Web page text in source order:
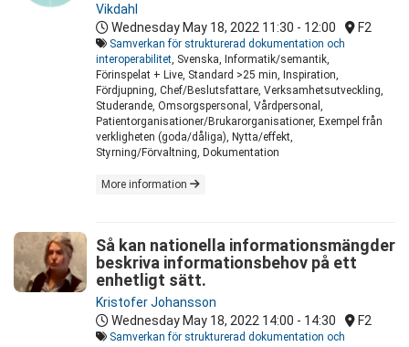
Vikdahl
Wednesday May 18, 2022 11:30 - 12:00 F2
Samverkan för strukturerad dokumentation och
interoperabilitet, Svenska, Informatik/semantik,
Förinspelat + Live, Standard >25 min, Inspiration,
Fördjupning, Chef/Beslutsfattare, Verksamhetsutveckling,
Studerande, Omsorgspersonal, Vårdpersonal,
Patientorganisationer/Brukarorganisationer, Exempel från
verkligheten (goda/dåliga), Nytta/effekt,
Styrning/Förvaltning, Dokumentation
More information
Så kan nationella informationsmängder
beskriva informationsbehov på ett
enhetligt sätt.
Kristofer Johansson
Wednesday May 18, 2022 14:00 - 14:30 F2
Samverkan för strukturerad dokumentation och